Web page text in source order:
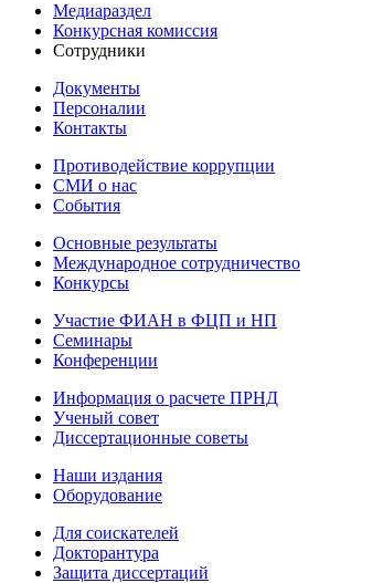
Медиараздел
Конкурсная комиссия
Сотрудники
Документы
Персоналии
Контакты
Противодействие коррупции
СМИ о нас
События
Основные результаты
Международное сотрудничество
Конкурсы
Участие ФИАН в ФЦП и НП
Семинары
Конференции
Информация о расчете ПРНД
Ученый совет
Диссертационные советы
Наши издания
Оборудование
Для соискателей
Докторантура
Защита диссертаций